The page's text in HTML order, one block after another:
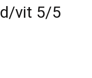
vit 5/5